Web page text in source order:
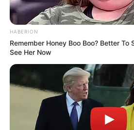
HABERION
Remember Honey Boo Boo? Better To
See Her Now